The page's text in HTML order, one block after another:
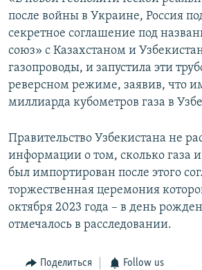
после войны в Украине, Россия
секретное соглашение под
союз» с Казахстаном и
газопроводы, и запустила эти
реверсном режиме, заявив, что
миллиарда кубометров газа в
Правительство Узбекистана не
информации о том, сколько газа
был импортирован после этого
торжественная церемония
октября 2023 года – в день
отмечалось в расследовании.
Поделиться Follow us